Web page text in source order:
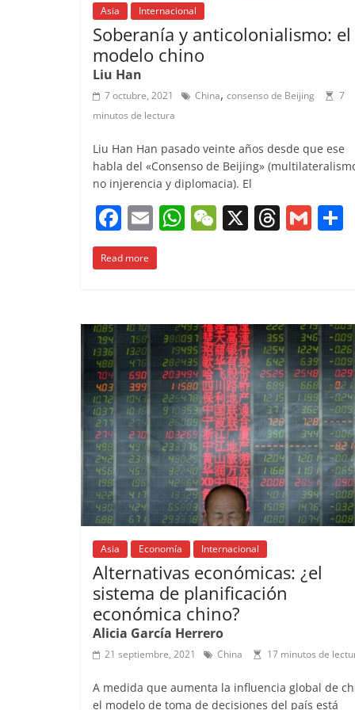
Asia Internacional
Soberanía y anticolonialismo: el
modelo chino
Liu Han
7 octubre, 2021 China, consenso de Beijing
7
minutos de lectura
Liu Han Han pasado veinte años desde que ese
habla del «Consenso de Beijing»
no injerencia y diplomacia). El
F
a
c
b
o
o
k
E
m
ai
W
A
p
p
W
at
X T
d
s
G
Read more
Asia Economía Internacional
Alternativas económicas: ¿el
sistema de planificación
económica chino?
Alicia García Herrero
21 septiembre, 2021 China 17 minutos de
A medida que aumenta la influencia global de
el modelo de toma de decisiones del país está